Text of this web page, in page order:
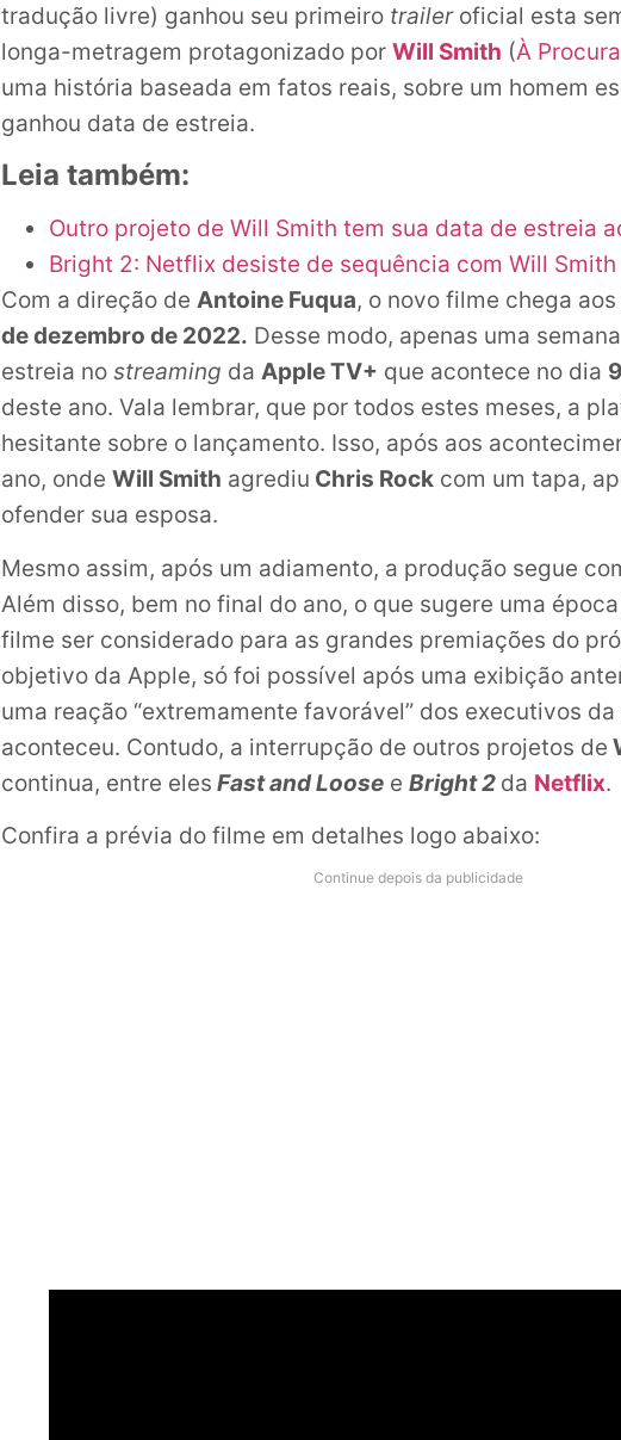
tradução livre) ganhou seu primeiro traileroficial esta
longa-metragem protagonizado por Will Smith (À
uma história baseada em fatos reais, sobre um homem
ganhou data de estreia.
Leia também:
Outro projeto de Will Smith tem sua data de estreia
Bright 2: Netflix desiste de sequência com Will Smith
Com a direção de Antoine Fuqua, o novo filme chega
de dezembro de 2022. Desse modo, apenas uma
estreia no streaming da Apple TV+ que acontece no dia
deste ano. Vala lembrar, que por todos estes meses, a
hesitante sobre o lançamento. Isso, após aos
ano, onde Will Smith agrediu Chris Rock com um tapa,
ofender sua esposa.
Mesmo assim, após um adiamento, a produção segue
Além disso, bem no final do ano, o que sugere uma
filme ser considerado para as grandes premiações do
objetivo da Apple, só foi possível após uma exibição
uma reação “extremamente favorável” dos executivos
aconteceu. Contudo, a interrupção de outros projetos de
continua, entre eles Fast and Loose e Bright 2 da Netflix.
Confira a prévia do filme em detalhes logo abaixo:
Continue depois da publicidade